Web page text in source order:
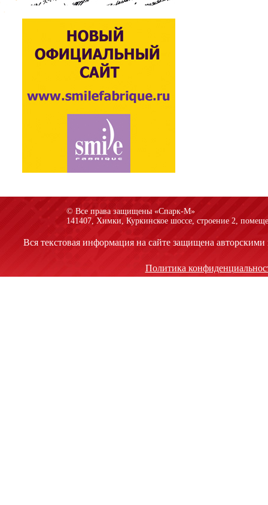
© Все права защищены «Спарк-M»
141407, Химки, Куркинское шоссе, строение 2,
Вся текстовая информация на сайте защищена
Политика